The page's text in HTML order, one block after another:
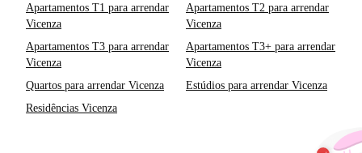
Apartamentos T1 para arrendar
Vicenza
Apartamentos T2 para arrendar
Vicenza
Apartamentos T3 para arrendar
Vicenza
Apartamentos T3+ para arrendar
Vicenza
Quartos para arrendar Vicenza
Estúdios para arrendar Vicenza
Residências Vicenza